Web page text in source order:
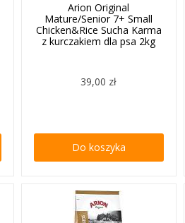
Arion Original
Mature/Senior 7+ Small
Chicken&Rice Sucha Karma
z kurczakiem dla psa 2kg
39,00 zł
Do koszyka